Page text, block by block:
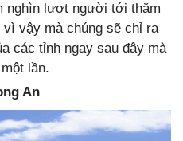
nghìn lượt người tới thăm
vậy mà chúng sẽ chỉ ra
các tỉnh ngay sau đây mà
lần.
An